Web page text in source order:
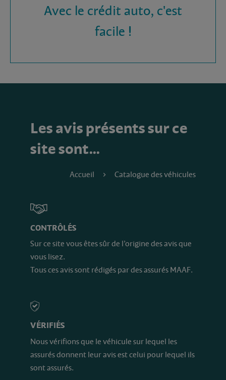
Avec le crédit auto, c'est
facile !
Les avis présents sur ce
site sont…
Accueil Catalogue des véhicules
CONTRÔLÉS
Sur ce site vous êtes sûr de l’origine des avis que
vous lisez.
Tous ces avis sont rédigés par des assurés MAAF.
VÉRIFIÉS
Nous vérifions que le véhicule sur lequel les
assurés donnent leur avis est celui pour lequel ils
sont assurés.